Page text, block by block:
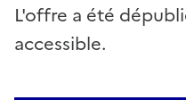
L'offre a été
accessible.